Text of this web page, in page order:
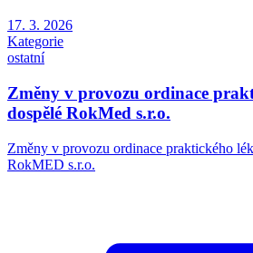
17. 3. 2026
Kategorie
ostatní
Změny v provozu ordinace
dospělé RokMed s.r.o.
Změny v provozu ordinace praktického
RokMED s.r.o.